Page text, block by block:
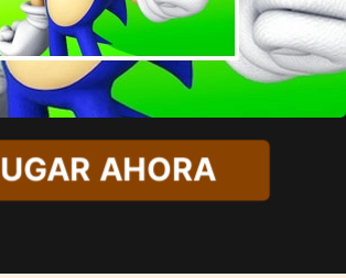
JUGAR AHORA